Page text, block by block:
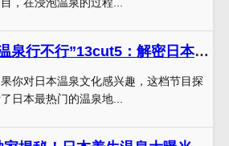
“温泉行不行”13cut5：解密日本最热门温泉地
你对日本温泉文化感兴趣，这档节目探
日本最热门的温泉地...